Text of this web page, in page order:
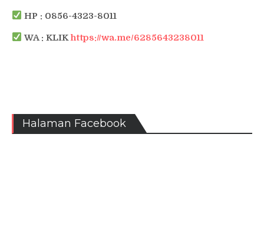
HP : 0856-4323-8011
WA : KLIKhttps://wa.me/6285643238011
Halaman Facebook